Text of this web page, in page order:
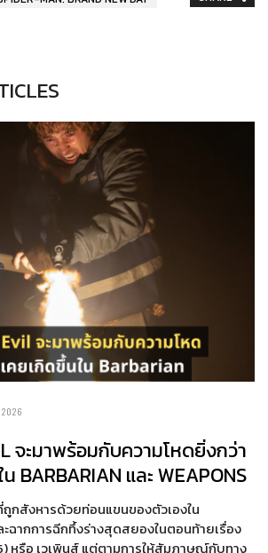
2026
จะมาพร้อมกับความโหดยิ่งกว่า
BARBARIAN และ WEAPONS
กสังหารด้วยท่อนแขนของตัวเองใน
ฉากการฉีกทึ้งร่างสุดสยองในตอนท้ายเรื่อง
หรือ เวเพินส์ แต่ตามการให้สัมภาษณ์กับทาง